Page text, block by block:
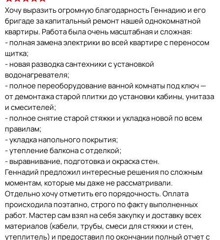
Хочу выразить огромную благодарность Геннадию и его
бригаде за капитальный ремонт нашей однокомнатной
квартиры. Работа была очень масштабная и сложная:
- полная замена электрики во всей квартире с переносом
щитка;
- новая разводка сантехники с установкой
водонагревателя;
- полное переоборудование ванной комнаты под ключ —
от демонтажа старой плитки до установки кабины, унитаза
и смесителей;
- полное снятие старой стяжки и укладка новой по всем
правилам;
- укладка напольного покрытия;
- утепление балкона с отделкой;
- выравнивание, подготовка и окраска стен.
Геннадий предложил интересные решения по сложным
моментам, которые мы даже не рассматривали.
Отдельно хочу отметить его порядочность. Оплата
происходила поэтапно, строго по факту выполненных
работ. Мастер сам взял на себя закупку и доставку всех
материалов (кабели, трубы, смеси для стяжки и стен,
утеплитель) и предоставил по окончании полный отчет с